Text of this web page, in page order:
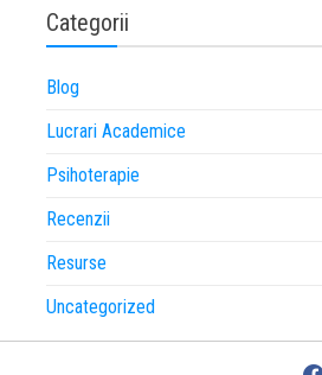
Categorii
Blog
Lucrari Academice
Psihoterapie
Recenzii
Resurse
Uncategorized